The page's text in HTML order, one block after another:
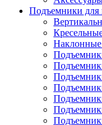
Подъемники для
Наклонные